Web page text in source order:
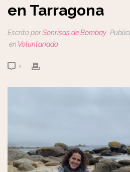
en Tarragona
Escrito porSonrisas de Bombay
en Voluntariado
2